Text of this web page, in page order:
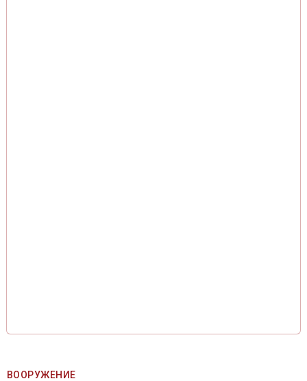
ВООРУЖЕНИЕ